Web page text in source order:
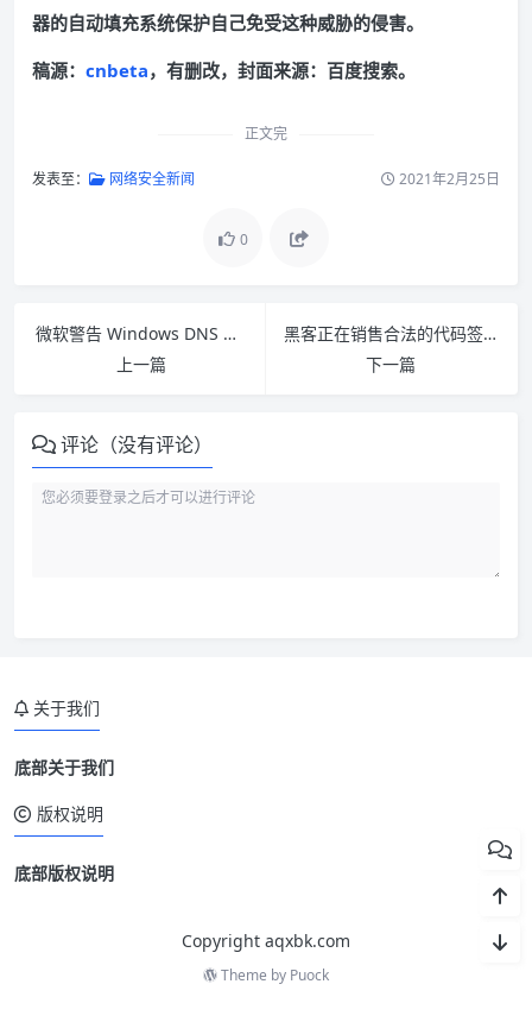
器的自动填充系统保护自己免受这种威胁的侵害。
稿源： cnbeta，有删改，封面来源：百度搜索。
正文完
发表至： 网络安全新闻 2021年2月25日
0
微软警告 Windows DNS 服务器存在重大漏洞 如不重视可能形成蠕虫攻击
上一篇
黑客正在销售合法的代码签名证书
下一篇
评论（没有评论）
关于我们
底部关于我们
版权说明
底部版权说明
Copyright aqxbk.com
Theme by Puock